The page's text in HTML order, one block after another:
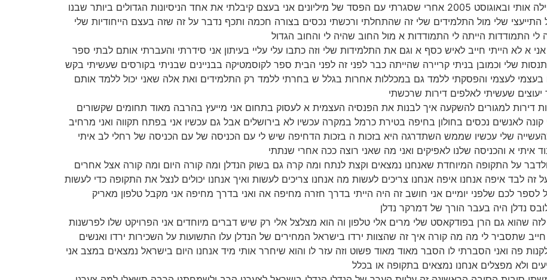
הייתה אשמתי ו-90 א הייתה אשמת החברה שהפילה אותי ובאוגוסט 2005 אחרי שסגרתי עם הפסד של מיליונים אני בעצם קיבלתי את אחד הניסיונות הגדולים ביותר שבנו
התייעצי שלי מול התלמידים שלי זה שהתחלתי ורכשתי נכסים בצורה חכמה ותכף נדבר על זה שזה בעצם הייחודיות שלי
התמודדות הייתה לי התמודדות א מול החוב שהיה לי והחוב הגדול
אני א לא הייתי חייב לאיש כסף א וגם את התלמידות שלי וזה כתבו עלי עליי בעיתון אני סידרתי והעברתי אותם לבתי ספר
שלי וכמובן בניתי קריירה שהייתה כבר לפני זה לפני הבית ספר לקוסמטיקה בבניינים שבניתי בקורסים שעשיתי בקש
בעצמי לעצמי והפסקתי ללמד גם במכללות אחרות בגלל ש בחרתי ללמד רק התלמידים ואת אלה שאני יכול ללמד אותם
שעשיתי לאלפים דירות שרכשתי
לקנות דירות למגורים להשקעה איך לבנות את הפנסיה העצמית א לעסוק בתחום אני מייעץ בהרבה מאוד תחומים שקשורים
קונה לאנשים נכסים בחולון בחיפה בטירת כרמל במקרה עכשיו לא בירושלים אבל גם עכשיו אני בפתח תקווה ואני מרחיב
שלי עכשיו שממש השתדרגה היא בזכות ה בזכות הדחיפה שיש לי עם הכניסה של עם הכניסה של רחלי לב איתי
א והכניסה שלנו לאפיקים ואני מה שאני רוצה ככה אחרי שנתתי
ולדבר על התקופה המיוחדת שאנחנו נמצאים וקצת לנתח ומה קרה גם בשוק הנדלן ומה קורה היום ומה קורה אצל אחרים
זה לבד איפה אנחנו איפה אנחנו צריכים לעשות מה אנחנו צריכים לעשות ואיך אנחנו יכולים לנצל את התקופה כדי לעשות
לספר לכם שלפני יומיים אני חושב זה היה הייתי בדרך חזרה מחיפה אה ואני בדרך מחיפה אני מקבל טלפון מאריק
נדלן היה בעבר הורך של דמרקר נדלן
לזה שהוא גם הרן בפודקאסט שלי מרים אלי טלפון וה הוא מצלצל אלי רק שיש דברים מיוחדים אני הפרויקט שלו לפרשנות
חייב שתסביר לי מה מה קורה איך זה שהצוות ירדו בישראל המחירים של הנדלן עלו התשועות על השכירות ירדו ואנשים
פה ואני הסברתי לו הסבר מאוד מאוד פשוט וזה עזר לו והוא שיחרר אותי מיד אנחנו היום בישראל נמצאים במצב אני
ולא מפצלים אנחנו נמצאים בתקופה או בכלל